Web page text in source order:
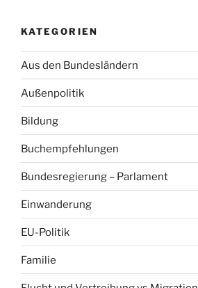
KATEGORIEN
Aus den Bundesländern
Außenpolitik
Bildung
Buchempfehlungen
Bundesregierung – Parlament
Einwanderung
EU-Politik
Familie